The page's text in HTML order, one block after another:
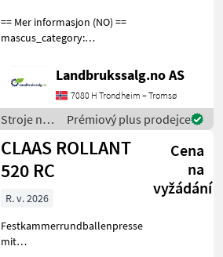
== Mer informasjon (NO) ==
mascus_category:
provide reference number
upon request: 9506 See
en.landbrukssalg.no/9506
for more images Specif
Landbrukssalg.no AS
7080 H Trondheim – Tromsø
Stroje na
zber
objemových
krmív /
Stoll
Prémiový plus prodejce
CLAAS ROLLANT
520 RC
Cena
na
vyžádání
R. v. 2026
Festkammerrundballenpresse
mit